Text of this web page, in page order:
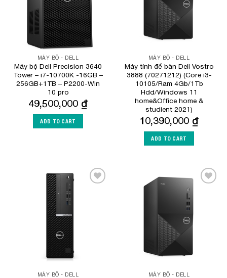
MÁY BỘ - DELL
Máy bộ Dell Precision 3640
Tower – i7-10700K -16GB –
256GB+1TB – P2200-Win
10 pro
49,500,000 ₫
ADD TO CART
MÁY BỘ - DELL
Máy tính để bàn Dell Vostro
3888 (70271212) (Core i3-
10105/Ram 4Gb/1Tb
Hdd/Windows 11
home&Office home &
studient 2021)
10,390,000 ₫
ADD TO CART
MÁY BỘ - DELL MÁY BỘ - DELL